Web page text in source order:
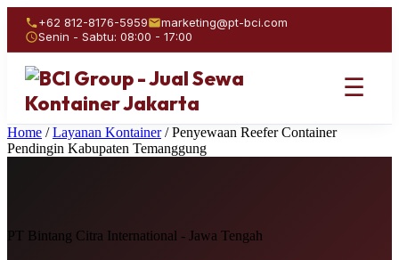
+62 812-8176-5959
marketing@pt-bci.com
Senin - Sabtu: 08:00 - 17:00
☰
Home / Layanan Kontainer / Penyewaan Reefer Container
Pendingin Kabupaten Temanggung
PT Bintang Citra International - Jawa Tengah